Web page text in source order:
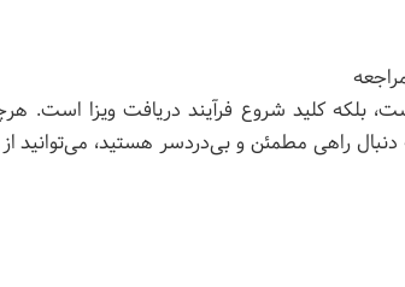
بلکه کلید شروع فرآیند دریافت ویزا است.